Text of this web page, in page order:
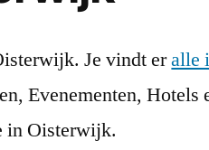
Je vindt eralle
Evenementen, Hotels
in Oisterwijk.